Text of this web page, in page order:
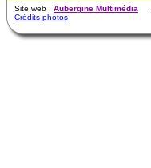
Site web : Aubergine Multimédia
Crédits photos